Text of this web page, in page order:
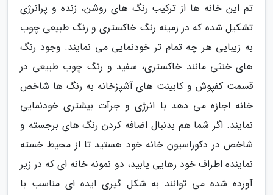
تم این خانه ها از ترکیب رنگ های روشن، زنده و پرانرژی
تشکیل شده که در زمینه رنگ خاکستری و رنگ طبیعی چوب
به زیبایی هر چه تمام تر خودنمایی می نمایند. وجود رنگ
های خنثی مانند خاکستری، سفید و رنگ چوب طبیعی در
قسمت کفپوش و کابینت های آشپزخانه به رنگ ها شاخص
خانه اجازه می دهد با انرژی و جرآت بیشتری خودنمایی
نمایند. اگر شما هم بدنبال اضافه کردن رنگ های برجسته و
شاخص در دکوراسیون خانه خود هستید تا از محیط خسته
نماینده اطراف خود رهایی یابید، دو نمونه خانه ای که در زیر
آورده شده می توانند به شکل گیری ایده ای مناسب با